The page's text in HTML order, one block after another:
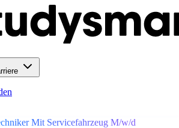
Mit Servicefahrzeug M/w/d